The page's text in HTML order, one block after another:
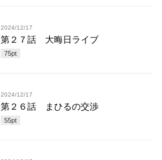
2024/12/17
第２７話 大晦日ライブ
75pt
2024/12/17
第２６話 まひるの交渉
55pt